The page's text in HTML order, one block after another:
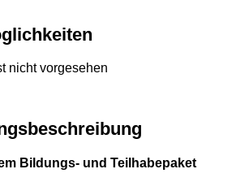
nicht vorgesehen
Bildungs- und Teilhabepaket